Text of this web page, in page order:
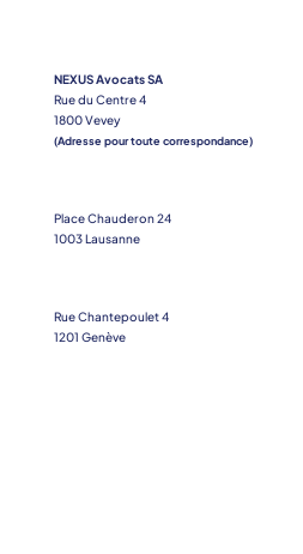
NEXUS Avocats SA
Rue du Centre 4
1800 Vevey
(Adresse pour toute correspondance)
Place Chauderon 24
1003 Lausanne
Rue Chantepoulet 4
1201 Genève